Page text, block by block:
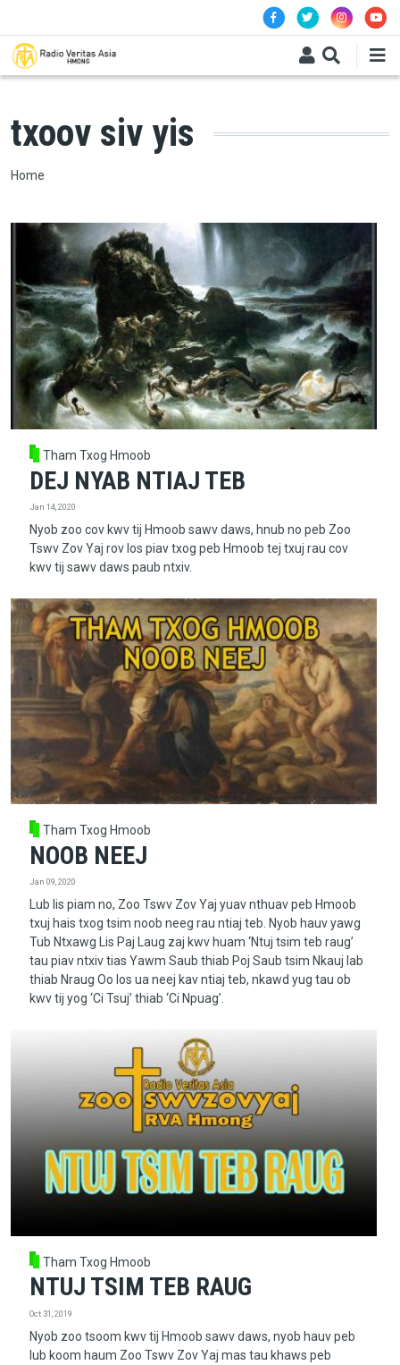
txoov siv yis
Breadcrumb
Home
Tham Txog Hmoob
DEJ NYAB NTIAJ TEB
Jan 14, 2020
Nyob zoo cov kwv tij Hmoob sawv daws, hnub no peb Zoo
Tswv Zov Yaj rov los piav txog peb Hmoob tej txuj rau cov
kwv tij sawv daws paub ntxiv.
Tham Txog Hmoob
NOOB NEEJ
Jan 09, 2020
Lub lis piam no, Zoo Tswv Zov Yaj yuav nthuav peb Hmoob
txuj hais txog tsim noob neeg rau ntiaj teb. Nyob hauv yawg
Tub Ntxawg Lis Paj Laug zaj kwv huam ‘Ntuj tsim teb raug’
tau piav ntxiv tias Yawm Saub thiab Poj Saub tsim Nkauj Iab
thiab Nraug Oo los ua neej kav ntiaj teb, nkawd yug tau ob
kwv tij yog ‘Ci Tsuj’ thiab ‘Ci Npuag’.
Tham Txog Hmoob
NTUJ TSIM TEB RAUG
Oct 31, 2019
Nyob zoo tsoom kwv tij Hmoob sawv daws, nyob hauv peb
lub koom haum Zoo Tswv Zov Yaj mas tau khaws peb